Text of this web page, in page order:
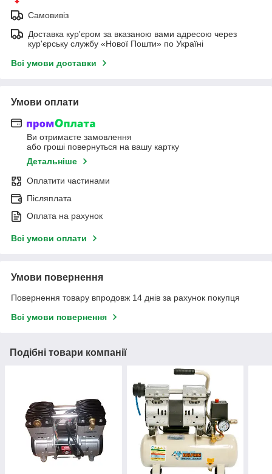
Самовивіз
Доставка кур'єром за вказаною вами адресою через
кур'єрську службу «Нової Пошти» по Україні
Всі умови доставки
Умови оплати
Ви отримаєте замовлення
або гроші повернуться на вашу картку
Детальніше
Оплатити частинами
Післяплата
Оплата на рахунок
Всі умови оплати
Умови повернення
Повернення товару впродовж 14 днів за рахунок покупця
Всі умови повернення
Подібні товари компанії